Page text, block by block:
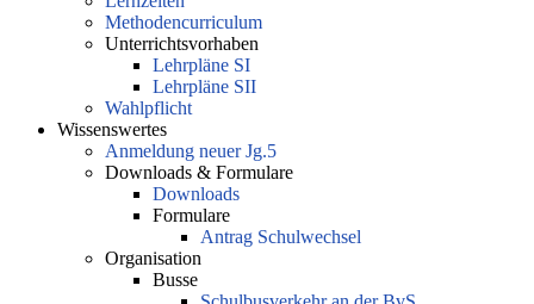
Methodencurriculum
Unterrichtsvorhaben
Lehrpläne SI
Lehrpläne SII
Wahlpflicht
Wissenswertes
Anmeldung neuer Jg.5
Downloads & Formulare
Downloads
Formulare
Antrag Schulwechsel
Organisation
Busse